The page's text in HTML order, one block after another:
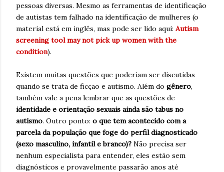
pessoas diversas. Mesmo as ferramentas de identificação
de autistas tem falhado na identificação de mulheres (o
material está em inglês, mas pode ser lido aqui: Autism
screening tool may not pick up women with the
condition).
Existem muitas questões que poderiam ser discutidas
quando se trata de ficção e autismo. Além do gênero,
também vale a pena lembrar que as questões de
identidade e orientação sexuais ainda são tabus no
autismo. Outro ponto: o que tem acontecido com a
parcela da população que foge do perfil diagnosticado
(sexo masculino, infantil e branco)? Não precisa ser
nenhum especialista para entender, eles estão sem
diagnósticos e provavelmente passarão anos até